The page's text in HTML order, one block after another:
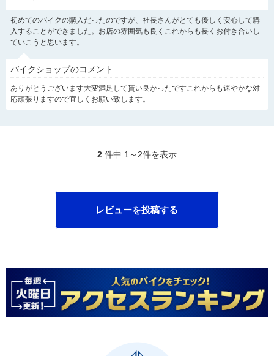
初めてのバイクの購入だったのですが、社長さんがとても優しく安心して購
入することができました。お店の雰囲気も良くこれからも長くお付き合いし
ていこうと思います。
バイクショップのコメント
ありがとうございます大変満足して貰い良かったですこれからも速やかな対
応頑張りますので宜しくお願い致します。
2 件中 1～2件を表示
レビューを投稿する